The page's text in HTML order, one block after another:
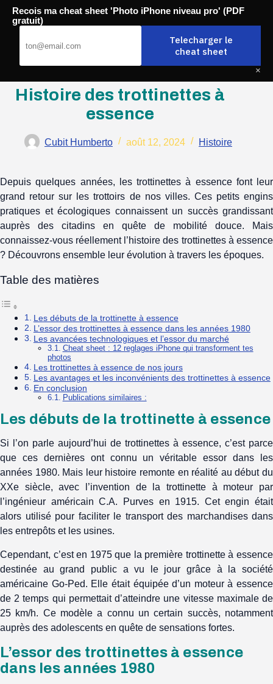
contenu
Mobili-thi
Histoire des trottinettes à
essence
Cubit Humberto août 12, 2024 Histoire
Depuis quelques années, les trottinettes à essence font leur
grand retour sur les trottoirs de nos villes. Ces petits engins
pratiques et écologiques connaissent un succès grandissant
auprès des citadins en quête de mobilité douce. Mais
connaissez-vous réellement l’histoire des trottinettes à essence
? Découvrons ensemble leur évolution à travers les époques.
Table des matières
Les débuts de la trottinette à essence
L’essor des trottinettes à essence dans les années 1980
Les avancées technologiques et l’essor du marché
Cheat sheet : 12 reglages iPhone qui transforment tes
photos
Les trottinettes à essence de nos jours
Les avantages et les inconvénients des trottinettes à essence
En conclusion
Publications similaires :
Les débuts de la trottinette à essence
Si l’on parle aujourd’hui de trottinettes à essence, c’est parce
que ces dernières ont connu un véritable essor dans les
années 1980. Mais leur histoire remonte en réalité au début du
XXe siècle, avec l’invention de la trottinette à moteur par
l’ingénieur américain C.A. Purves en 1915. Cet engin était
alors utilisé pour faciliter le transport des marchandises dans
les entrepôts et les usines.
Cependant, c’est en 1975 que la première trottinette à essence
destinée au grand public a vu le jour grâce à la société
américaine Go-Ped. Elle était équipée d’un moteur à essence
de 2 temps qui permettait d’atteindre une vitesse maximale de
25 km/h. Ce modèle a connu un certain succès, notamment
auprès des adolescents en quête de sensations fortes.
L’essor des trottinettes à essence
dans les années 1980
Recois ma cheat sheet 'Photo iPhone niveau pro' (PDF
gratuit)
Telecharger le
cheat sheet
×